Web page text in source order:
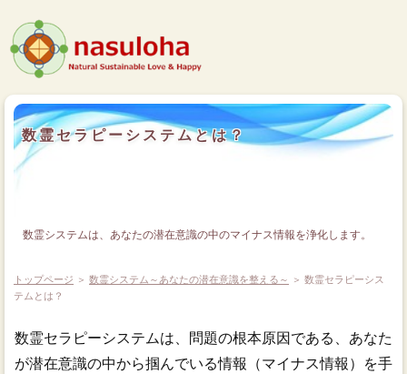
数霊セラピーシステムとは？
数霊システムは、あなたの潜在意識の中のマイナス情報を浄化します。
トップページ ＞ 数霊システム～あなたの潜在意識を整える～
＞ 数霊セラピーシス
テムとは？
数霊セラピーシステムは、問題の根本原因である、あなた
が潜在意識の中から掴んでいる情報（マイナス情報）を手